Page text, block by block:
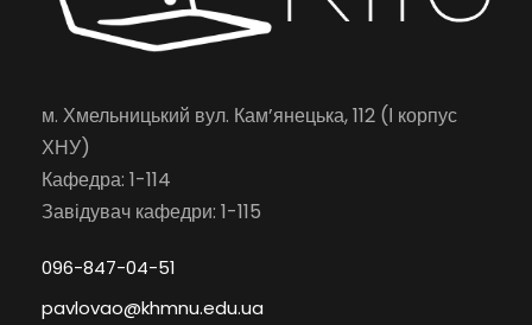
м. Хмельницький вул. Кам’янецька, 112 (І корпус
ХНУ)
Кафедра: 1-114
Завідувач кафедри: 1-115
096-847-04-51
pavlovao@khmnu.edu.ua